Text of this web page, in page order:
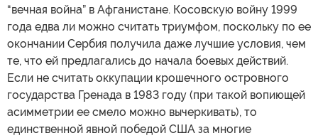
“вечная война” в Афганистане. Косовскую войну 1999
года едва ли можно считать триумфом, поскольку по ее
окончании Сербия получила даже лучшие условия, чем
те, что ей предлагались до начала боевых действий.
Если не считать оккупации крошечного островного
государства Гренада в 1983 году (при такой вопиющей
асимметрии ее смело можно вычеркивать), то
единственной явной победой США за многие